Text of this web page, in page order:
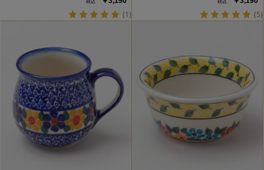
(1) (5)